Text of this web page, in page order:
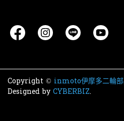
Copyright © inmoto伊摩多二輪
Designed by CYBERBIZ.